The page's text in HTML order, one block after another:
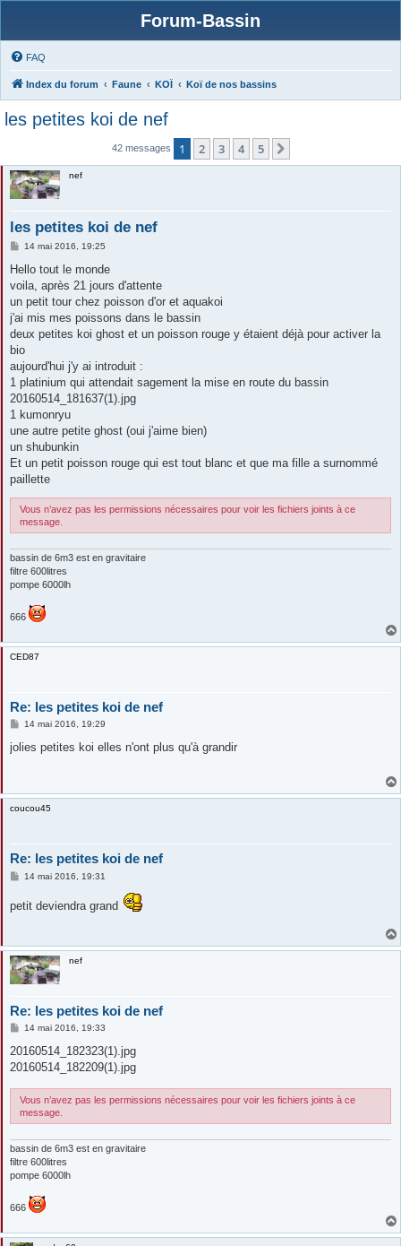
Forum-Bassin
FAQ
Index du forum Faune KOÏ Koï de nos bassins
les petites koi de nef
42 messages 1 2 3 4 5
nef
les petites koi de nef
M
s
a
g
14 mai 2016, 19:25
Hello tout le monde
voila, après 21 jours d'attente
un petit tour chez poisson d'or et aquakoi
j'ai mis mes poissons dans le bassin
deux petites koi ghost et un poisson rouge y étaient déjà pour activer la
bio
aujourd'hui j'y ai introduit :
1 platinium qui attendait sagement la mise en route du bassin
20160514_181637(1).jpg
1 kumonryu
une autre petite ghost (oui j'aime bien)
un shubunkin
Et un petit poisson rouge qui est tout blanc et que ma fille a surnommé
paillette
Vous n’avez pas les permissions nécessaires pour voir les fichiers joints à ce
message.
bassin de 6m3 est en gravitaire
filtre 600litres
pompe 6000lh
666
CED87
Re: les petites koi de nef
M
s
14 mai 2016, 19:29
jolies petites koi elles n'ont plus qu'à grandir
coucou45
Re: les petites koi de nef
M
s
14 mai 2016, 19:31
petit deviendra grand
nef
Re: les petites koi de nef
M
s
a
e
14 mai 2016, 19:33
20160514_182323(1).jpg
20160514_182209(1).jpg
Vous n’avez pas les permissions nécessaires pour voir les fichiers joints à ce
message.
bassin de 6m3 est en gravitaire
filtre 600litres
pompe 6000lh
666